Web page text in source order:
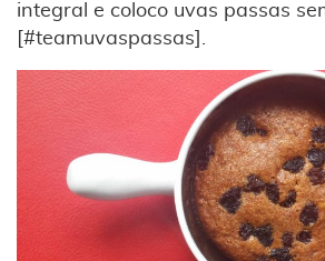
integral e coloco uvas passas
[#teamuvaspassas].